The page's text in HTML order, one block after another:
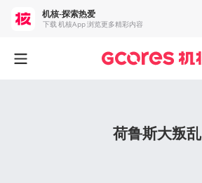
荷鲁斯大叛乱
机核-探索热爱
下载 机核App 浏览更多精彩内容